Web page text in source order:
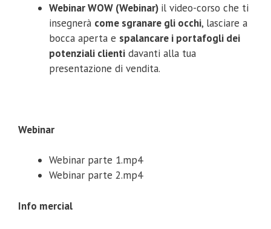
Webinar WOW (Webinar) il video-corso che ti
insegnerà come sgranare gli occhi, lasciare a
bocca aperta e spalancare i portafogli dei
potenziali clienti davanti alla tua
presentazione di vendita.
Webinar
Webinar parte 1.mp4
Webinar parte 2.mp4
Info mercial